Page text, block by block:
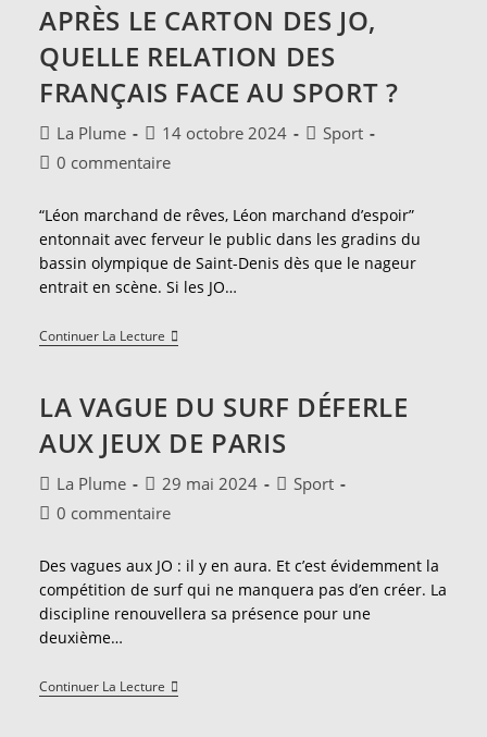
APRÈS LE CARTON DES JO,
QUELLE RELATION DES
FRANÇAIS FACE AU SPORT ?
Auteur/autrice
de
La Plume
Publication
publiée :
14 octobre 2024
PostSport
Commentaires
la
publication :
0 commentaire
“Léon marchand de rêves, Léon marchand d’espoir”
entonnait avec ferveur le public dans les gradins du
bassin olympique de Saint-Denis dès que le nageur
entrait en scène. Si les JO…
Continuer La LectureAprès
Le
JO,
Quelle
Relation
Des
Français
Face
Au
LA VAGUE DU SURF DÉFERLE
AUX JEUX DE PARIS
Auteur/autrice
de
La Plume
Publication
publiée :
29 mai 2024
PostSport
Commentaires
la
publication :
0 commentaire
Des vagues aux JO : il y en aura. Et c’est évidemment la
compétition de surf qui ne manquera pas d’en créer. La
discipline renouvellera sa présence pour une
deuxième…
Continuer La LectureLa
Vague